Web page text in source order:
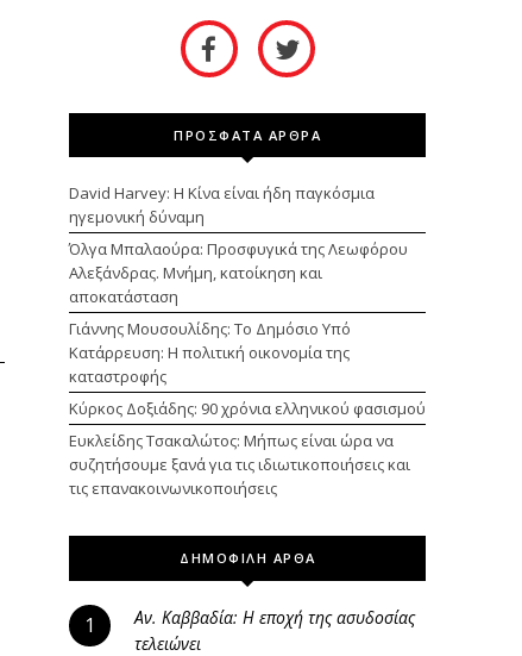
ΠΡΟΣΦΑΤΑ ΑΡΘΡΑ
David Harvey: Η Κίνα είναι ήδη παγκόσμια
ηγεμονική δύναμη
Όλγα Μπαλαούρα: Προσφυγικά της Λεωφόρου
Αλεξάνδρας. Μνήμη, κατοίκηση και
αποκατάσταση
Γιάννης Μουσουλίδης: Το Δημόσιο Υπό
Κατάρρευση: Η πολιτική οικονομία της
καταστροφής
Κύρκος Δοξιάδης: 90 χρόνια ελληνικού φασισμού
Ευκλείδης Τσακαλώτος: Μήπως είναι ώρα να
συζητήσουμε ξανά για τις ιδιωτικοποιήσεις και
τις επανακοινωνικοποιήσεις
ΔΗΜΟΦΙΛΗ ΑΡΘΑ
1
Αν. Καββαδία: Η εποχή της ασυδοσίας
τελειώνει